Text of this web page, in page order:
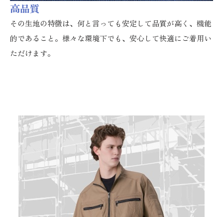
高品質
その生地の特徴は、何と言っても安定して品質が高く、機能
的であること。様々な環境下でも、安心して快適にご着用い
ただけます。